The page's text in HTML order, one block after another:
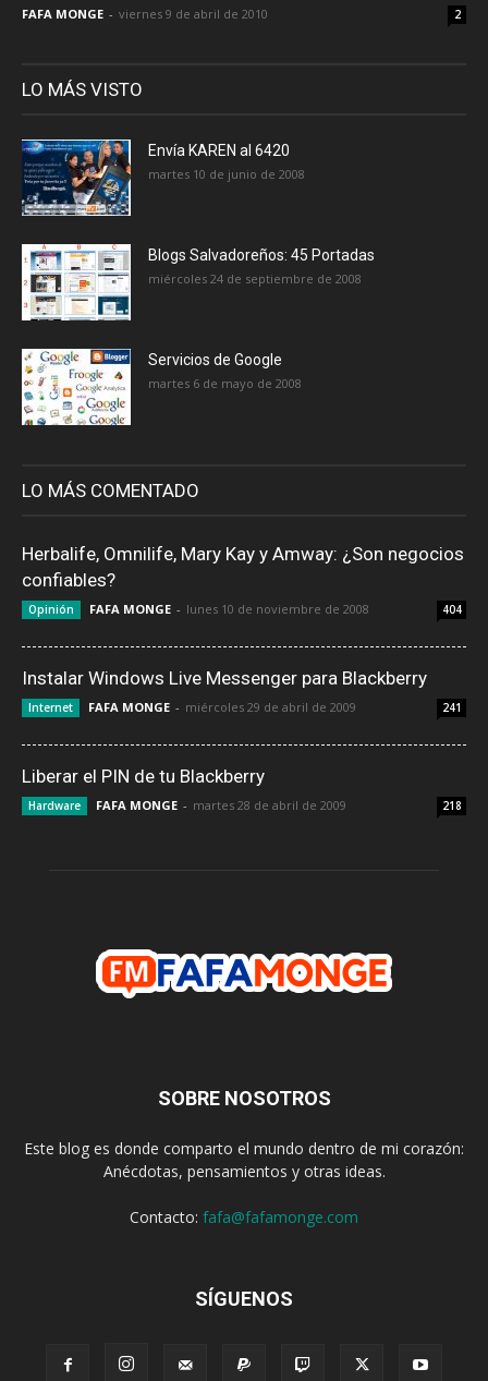
FAFA MONGE - viernes 9 de abril de 2010 2
LO MÁS VISTO
Envía KAREN al 6420
martes 10 de junio de 2008
Blogs Salvadoreños: 45 Portadas
miércoles 24 de septiembre de 2008
Servicios de Google
martes 6 de mayo de 2008
LO MÁS COMENTADO
Herbalife, Omnilife, Mary Kay y Amway: ¿Son negocios
confiables?
Opinión FAFA MONGE - lunes 10 de noviembre de 2008 404
Instalar Windows Live Messenger para Blackberry
Internet FAFA MONGE - miércoles 29 de abril de 2009 241
Liberar el PIN de tu Blackberry
Hardware FAFA MONGE - martes 28 de abril de 2009 218
SOBRE NOSOTROS
Este blog es donde comparto el mundo dentro de mi corazón:
Anécdotas, pensamientos y otras ideas.
Contacto: fafa@fafamonge.com
SÍGUENOS